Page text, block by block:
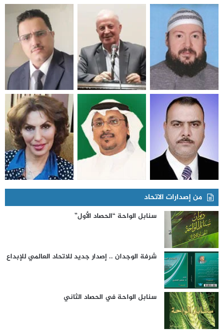
من إصدارات الاتحاد
سنابل الواحة “الحصاد الأول”
شرفة الوجدان .. إصدار جديد للاتحاد العالمي للإبداع
سنابل الواحة في الحصاد الثاني